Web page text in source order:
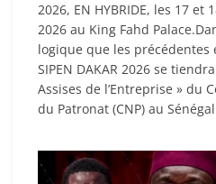
2026, EN HYBRIDE, les 17 et
2026 au King Fahd
logique que les précédentes
SIPEN DAKAR 2026 se
Assises de l’Entreprise » du
du Patronat (CNP) au